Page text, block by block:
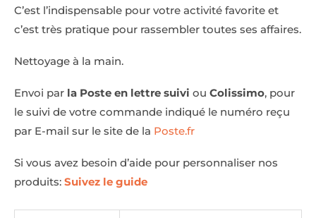
C’est l’indispensable pour votre activité favorite et
c’est très pratique pour rassembler toutes ses affaires.
Nettoyage à la main.
Envoi par la Poste en lettre suivi ou Colissimo, pour
le suivi de votre commande indiqué le numéro reçu
par E-mail sur le site de la Poste.fr
Si vous avez besoin d’aide pour personnaliser nos
produits: Suivez le guide